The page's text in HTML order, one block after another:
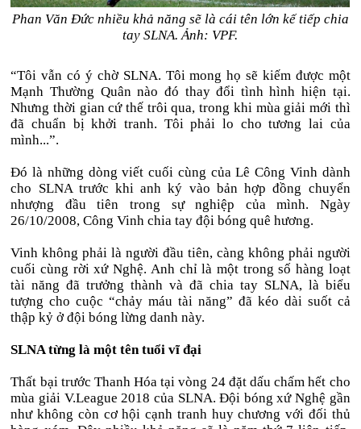
Phan Văn Đức nhiều khả năng sẽ là cái tên lớn kế tiếp chia
tay SLNA. Ảnh: VPF.
“Tôi vẫn có ý chờ SLNA. Tôi mong họ sẽ kiếm được một
Mạnh Thường Quân nào đó thay đổi tình hình hiện tại.
Nhưng thời gian cứ thế trôi qua, trong khi mùa giải mới thì
đã chuẩn bị khởi tranh. Tôi phải lo cho tương lai của
mình...”.
Đó là những dòng viết cuối cùng của Lê Công Vinh dành
cho SLNA trước khi anh ký vào bản hợp đồng chuyển
nhượng đầu tiên trong sự nghiệp của mình. Ngày
26/10/2008, Công Vinh chia tay đội bóng quê hương.
Vinh không phải là người đầu tiên, càng không phải người
cuối cùng rời xứ Nghệ. Anh chỉ là một trong số hàng loạt
tài năng đã trưởng thành và đã chia tay SLNA, là biểu
tượng cho cuộc “chảy máu tài năng” đã kéo dài suốt cả
thập kỷ ở đội bóng lừng danh này.
SLNA từng là một tên tuổi vĩ đại
Thất bại trước Thanh Hóa tại vòng 24 đặt dấu chấm hết cho
mùa giải V.League 2018 của SLNA. Đội bóng xứ Nghệ gần
như không còn cơ hội cạnh tranh huy chương với đối thủ